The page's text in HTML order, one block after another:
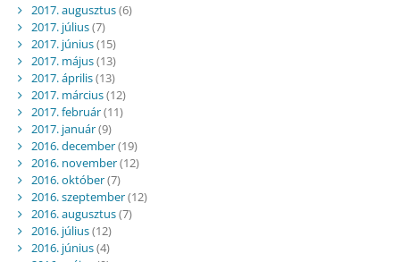
2017. augusztus(6)
2017. július(7)
2017. június(15)
2017. május(13)
2017. április(13)
2017. március(12)
2017. február(11)
2017. január(9)
2016. december(19)
2016. november(12)
2016. október(7)
2016. szeptember(12)
2016. augusztus(7)
2016. július(12)
2016. június(4)